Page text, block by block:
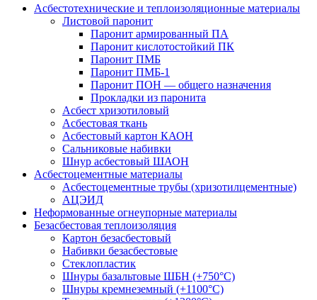
Асбестотехнические и теплоизоляционные материалы
Листовой паронит
Паронит армированный ПА
Паронит кислотостойкий ПК
Паронит ПМБ
Паронит ПМБ-1
Паронит ПОН — общего назначения
Прокладки из паронита
Асбест хризотиловый
Асбестовая ткань
Асбестовый картон КАОН
Сальниковые набивки
Шнур асбестовый ШАОН
Асбестоцементные материалы
Асбестоцементные трубы (хризотилцементные)
АЦЭИД
Неформованные огнеупорные материалы
Безасбестовая теплоизоляция
Картон безасбестовый
Набивки безасбестовые
Стеклопластик
Шнуры базальтовые ШБН (+750°С)
Шнуры кремнеземный (+1100°С)